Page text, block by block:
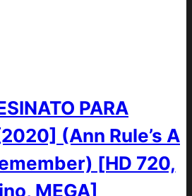
PARA
(Ann Rule’s A
[HD 720,
MEGA]